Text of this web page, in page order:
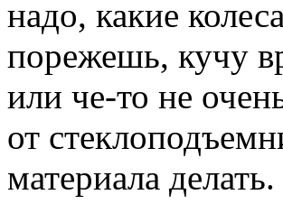
надо, какие
порежешь, кучу
или че-то не
от
материала